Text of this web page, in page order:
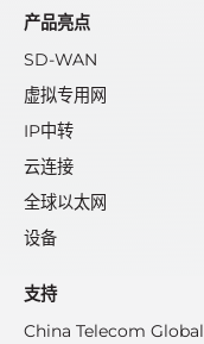
产品亮点
SD-WAN
虚拟专用网
IP中转
云连接
全球以太网
设备
支持
China Telecom Global